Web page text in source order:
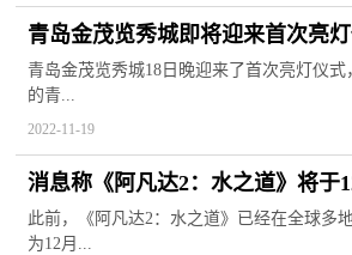
青岛金茂览秀城即将迎来首次亮
未来生活的遐想
青岛金茂览秀城18日晚迎来了首次亮灯仪
的青...
2022-11-19
消息称《阿凡达2：水之道》将于
映 片长超3小时
此前，《阿凡达2：水之道》已经在全球多
为12月...